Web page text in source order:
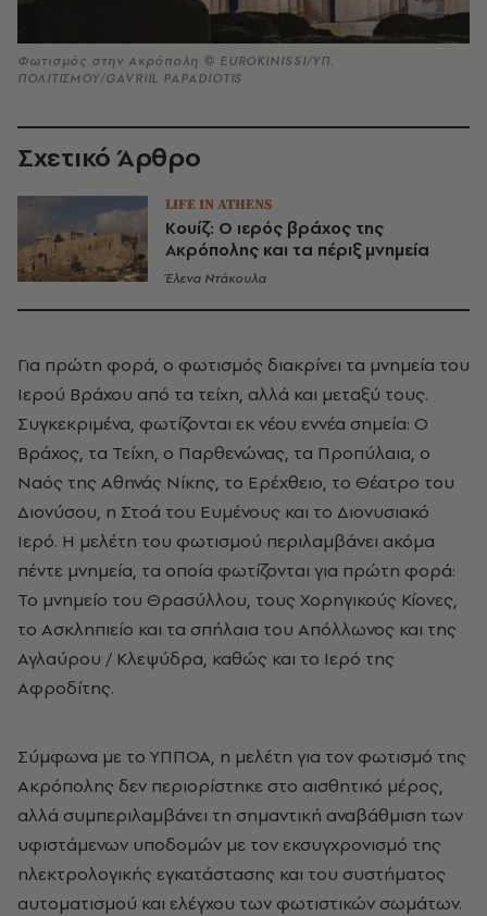
Φωτισμός στην Ακρόπολη © EUROKINISSI/ΥΠ.
ΠΟΛΙΤΙΣΜΟΥ/GAVRIIL PAPADIOTIS
Σχετικό Άρθρο
LIFE IN ATHENS
Κουίζ: Ο ιερός βράχος της
Ακρόπολης και τα πέριξ μνημεία
Έλενα Ντάκουλα
Για πρώτη φορά, ο φωτισμός διακρίνει τα μνημεία του
Ιερού Βράχου από τα τείχη, αλλά και μεταξύ τους.
Συγκεκριμένα, φωτίζονται εκ νέου εννέα σημεία: Ο
Βράχος, τα Τείχη, ο Παρθενώνας, τα Προπύλαια, ο
Ναός της Αθηνάς Νίκης, το Ερέχθειο, το Θέατρο του
Διονύσου, η Στοά του Ευμένους και το Διονυσιακό
Ιερό. Η μελέτη του φωτισμού περιλαμβάνει ακόμα
πέντε μνημεία, τα οποία φωτίζονται για πρώτη φορά:
Το μνημείο του Θρασύλλου, τους Χορηγικούς Κίονες,
το Ασκληπιείο και τα σπήλαια του Απόλλωνος και της
Αγλαύρου / Κλεψύδρα, καθώς και το Ιερό της
Αφροδίτης.
Σύμφωνα με το ΥΠΠΟΑ, η μελέτη για τον φωτισμό της
Ακρόπολης δεν περιορίστηκε στο αισθητικό μέρος,
αλλά συμπεριλαμβάνει τη σημαντική αναβάθμιση των
υφιστάμενων υποδομών με τον εκσυγχρονισμό της
ηλεκτρολογικής εγκατάστασης και του συστήματος
αυτοματισμού και ελέγχου των φωτιστικών σωμάτων.